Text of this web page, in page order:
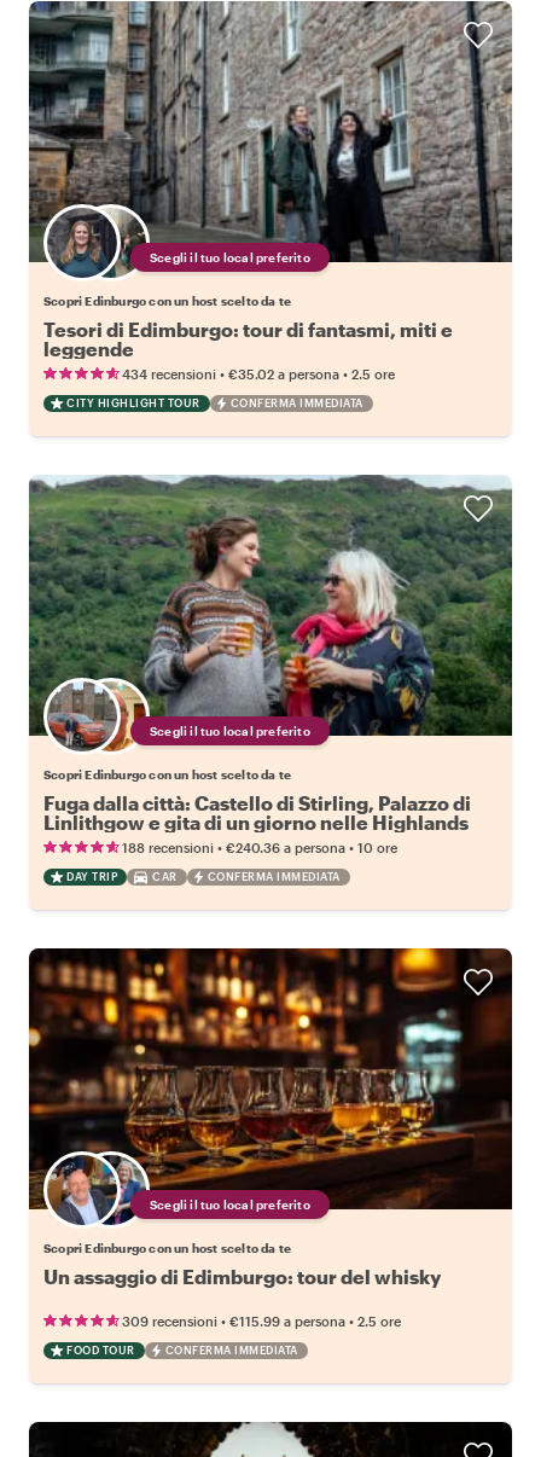
Scegli il tuo local preferito
Scopri Edinburgo con un host scelto da te
Tesori di Edimburgo: tour di fantasmi, miti e
leggende
434 recensioni • €35.02 a persona • 2.5 ore
CITY HIGHLIGHT TOUR CONFERMA IMMEDIATA
Scegli il tuo local preferito
Scopri Edinburgo con un host scelto da te
Fuga dalla città: Castello di Stirling, Palazzo di
Linlithgow e gita di un giorno nelle Highlands
188 recensioni • €240.36 a persona • 10 ore
DAY TRIP CAR CONFERMA IMMEDIATA
Scegli il tuo local preferito
Scopri Edinburgo con un host scelto da te
Un assaggio di Edimburgo: tour del whisky
309 recensioni • €115.99 a persona • 2.5 ore
FOOD TOUR CONFERMA IMMEDIATA